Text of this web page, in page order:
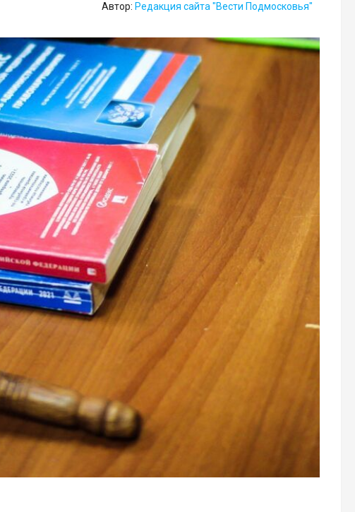
Автор: Редакция сайта "Вести Подмосковья"